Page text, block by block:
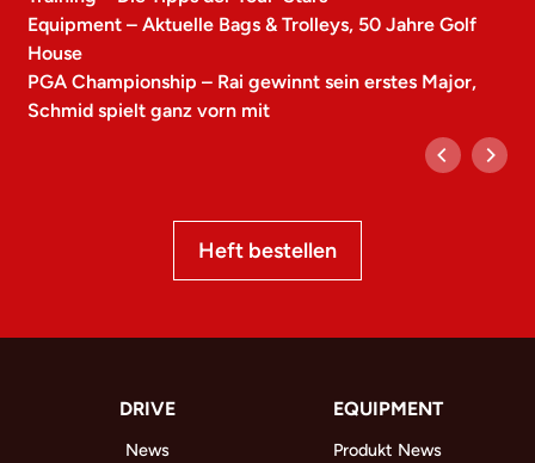
Equipment – Aktuelle Bags & Trolleys, 50 Jahre Golf
House
PGA Championship – Rai gewinnt sein erstes Major,
Schmid spielt ganz vorn mit
Heft bestellen
DRIVE
News
EQUIPMENT
Produkt News